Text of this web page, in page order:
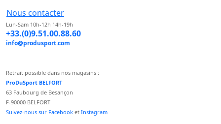
Nous contacter
Lun-Sam 10h-12h 14h-19h
+33.(0)9.51.00.88.60
info@produsport.com
Retrait possible dans nos magasins :
ProDuSport BELFORT
63 Faubourg de Besançon
F-90000 BELFORT
Suivez-nous sur Facebook et Instagram